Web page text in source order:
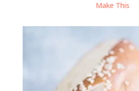
Make This